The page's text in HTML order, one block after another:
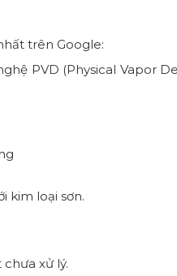
trên Google:
PVD (Physical Vapor
kim loại sơn.
xử lý.